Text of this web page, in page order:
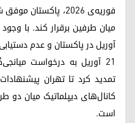
آوریل در پاکستان و عدم
۲۱ آوریل به درخواست
تمدید کرد تا تهران
کانال‌های دیپلماتیک میان دو
است.